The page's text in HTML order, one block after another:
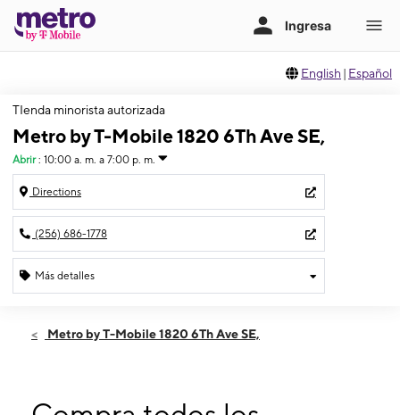
English | Español
TIenda minorista autorizada
Metro by T-Mobile 1820 6Th Ave SE,
Abrir : 10:00 a. m. a 7:00 p. m.
Directions
(256) 686-1778
Más detalles
Sábado:10:00 a. m. a 7:00 p. m.
Miérc:
10:00 a. m. a 7:00 p. m.
Metro by T-Mobile 1820 6Th Ave SE,